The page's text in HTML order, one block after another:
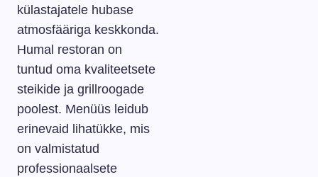
külastajatele hubase
atmosfääriga keskkonda.
Humal restoran on
tuntud oma kvaliteetsete
steikide ja grillroogade
poolest. Menüüs leidub
erinevaid lihatükke, mis
on valmistatud
professionaalsete